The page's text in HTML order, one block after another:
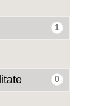
1
0